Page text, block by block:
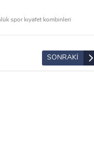
spor kıyafet kombinleri
SONRAKİ